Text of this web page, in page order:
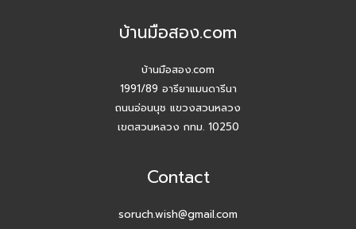
บ้านมือสอง.com
บ้านมือสอง.com
1991/89 อารียาแมนดารีนา
ถนนอ่อนนุช แขวงสวนหลวง
เขตสวนหลวง กทม. 10250
Contact
soruch.wish@gmail.com